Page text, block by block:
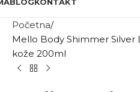
Početna
Mello Body Shimmer Silver
kože 200ml